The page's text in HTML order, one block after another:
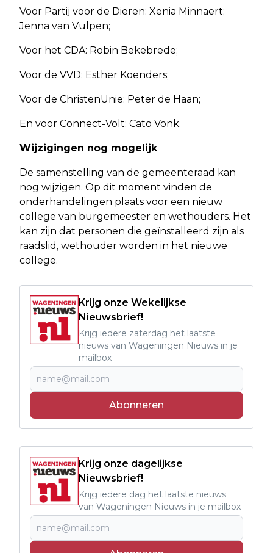
Voor Partij voor de Dieren: Xenia Minnaert;
Jenna van Vulpen;
Voor het CDA: Robin Bekebrede;
Voor de VVD: Esther Koenders;
Voor de ChristenUnie: Peter de Haan;
En voor Connect-Volt: Cato Vonk.
Wijzigingen nog mogelijk
De samenstelling van de gemeenteraad kan
nog wijzigen. Op dit moment vinden de
onderhandelingen plaats voor een nieuw
college van burgemeester en wethouders. Het
kan zijn dat personen die geïnstalleerd zijn als
raadslid, wethouder worden in het nieuwe
college.
Krijg onze Wekelijkse
Nieuwsbrief!
Krijg iedere zaterdag het laatste
nieuws van Wageningen Nieuws in je
mailbox
Abonneren
Krijg onze dagelijkse
Nieuwsbrief!
Krijg iedere dag het laatste nieuws
van Wageningen Nieuws in je mailbox